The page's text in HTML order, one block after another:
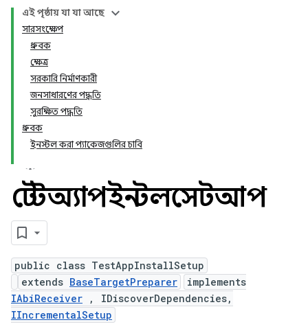
এই পৃষ্ঠায় যা যা আছে
সারসংক্ষেপ
ধ্রুবক
ক্ষেত্র
সরকারি নির্মাণকারী
জনসাধারণের পদ্ধতি
সুরক্ষিত পদ্ধতি
ধ্রুবক
ইনস্টল করা প্যাকেজগুলির চাবি
টেস্টঅ্যাপইনস্টলসেটআপ
public class TestAppInstallSetup
extends BaseTargetPreparer
implements
IAbiReceiver , IDiscoverDependencies,
IIncrementalSetup